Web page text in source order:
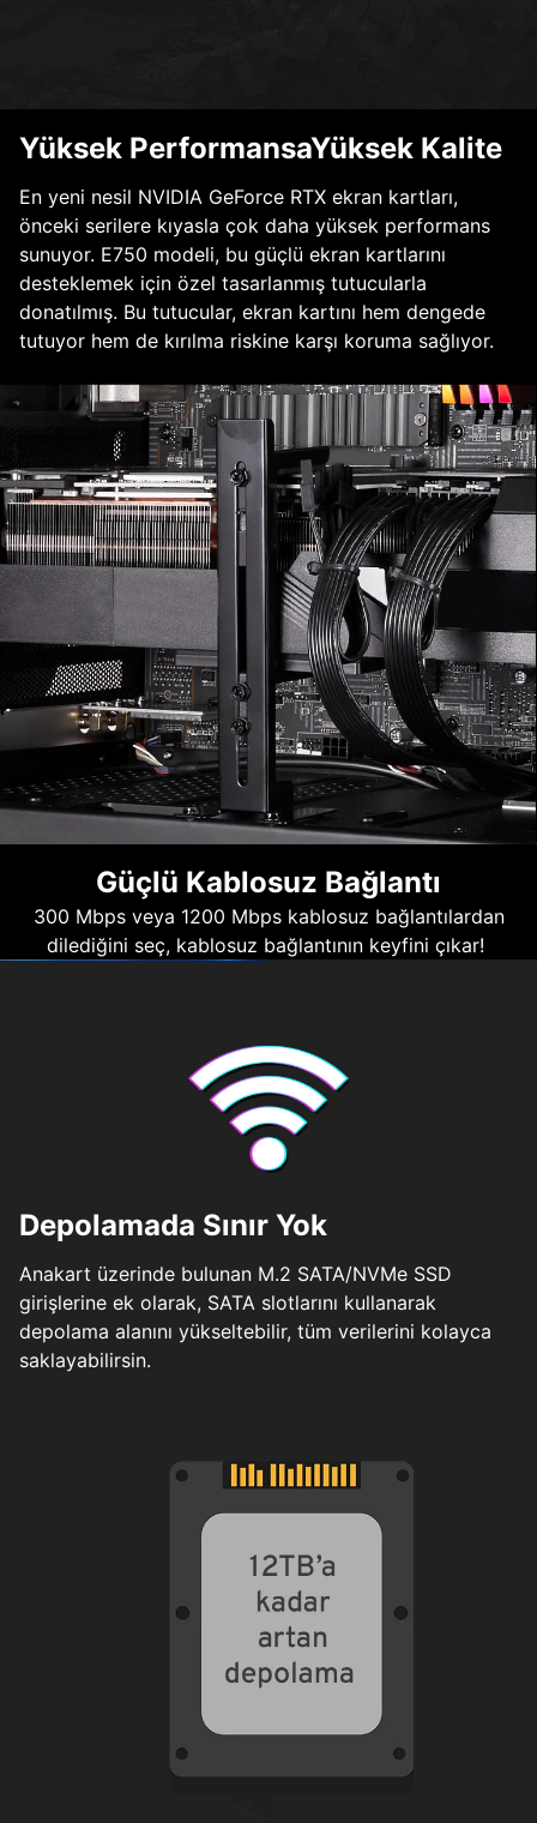
Yüksek PerformansaYüksek Kalite
En yeni nesil NVIDIA GeForce RTX ekran kartları,
önceki serilere kıyasla çok daha yüksek performans
sunuyor. E750 modeli, bu güçlü ekran kartlarını
desteklemek için özel tasarlanmış tutucularla
donatılmış. Bu tutucular, ekran kartını hem dengede
tutuyor hem de kırılma riskine karşı koruma sağlıyor.
Güçlü Kablosuz Bağlantı
300 Mbps veya 1200 Mbps kablosuz bağlantılardan
dilediğini seç, kablosuz bağlantının keyfini çıkar!
Depolamada Sınır Yok
Anakart üzerinde bulunan M.2 SATA/NVMe SSD
girişlerine ek olarak, SATA slotlarını kullanarak
depolama alanını yükseltebilir, tüm verilerini kolayca
saklayabilirsin.